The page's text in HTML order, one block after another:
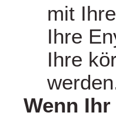
mit
Ihre
Ihre
Wenn